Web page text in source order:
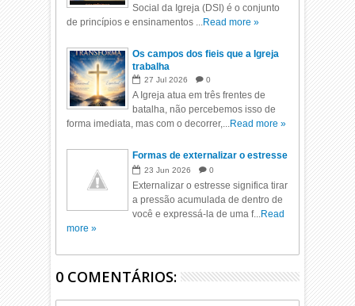
Social da Igreja (DSI) é o conjunto
de princípios e ensinamentos ...Read more »
Os campos dos fieis que a Igreja
trabalha
27 Jul 2026 0
A Igreja atua em três frentes de
batalha, não percebemos isso de
forma imediata, mas com o decorrer,...Read more »
Formas de externalizar o estresse
23 Jun 2026 0
Externalizar o estresse significa tirar
a pressão acumulada de dentro de
você e expressá-la de uma f...Read
more »
0 COMENTÁRIOS: